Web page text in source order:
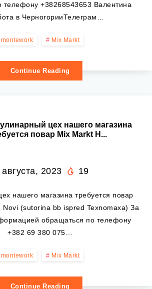
телефону +38268543653 Валентина
в ЧерногорииТелеграм…
montework Mix Markt
Continue Reading
цех нашего магазина
повар Mix Markt H...
2023 19
нашего магазина требуется повар
Novi (sutorina bb ispred Texnomaxa) За
обращаться по телефону
+382 69 380 075…
montework Mix Markt
Continue Reading